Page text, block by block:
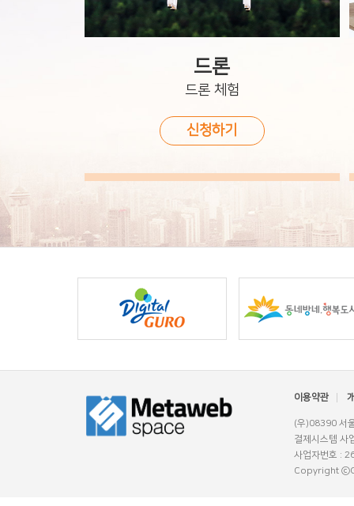
드론
드론 체험
신청하기
이용약관
(우)08390 서
결제시스템 사
사업자번호 :
Copyright